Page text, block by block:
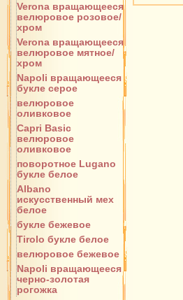
Verona вращающееся
велюровое розовое/
хром
Verona вращающееся
велюровое мятное/
хром
Napoli вращающееся
букле серое
велюровое
оливковое
Capri Basic
велюровое
оливковое
поворотное Lugano
букле белое
Albano
искусственный мех
белое
букле бежевое
Tirolo букле белое
велюровое бежевое
Napoli вращающееся
черно-золотая
рогожка